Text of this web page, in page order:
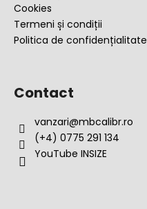
Cookies
Termeni și condiții
Politica de confidențialitate
Contact
vanzari@mbcalibr.ro
(+4) 0775 291 134
YouTube INSIZE